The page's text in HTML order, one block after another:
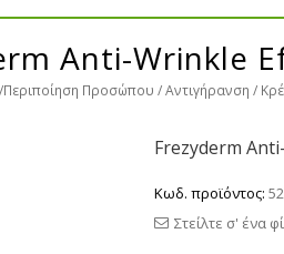
Anti-Wrinkle
Περιποίηση Προσώπου Αντιγήρανση
Frezyderm
Κωδ. προϊόντος:
Στείλτε σ' ένα